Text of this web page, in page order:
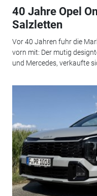
40 Jahre Opel
Salzletten
Vor 40 Jahren fuhr die
vorn mit: Der mutig
und Mercedes, verkaufte